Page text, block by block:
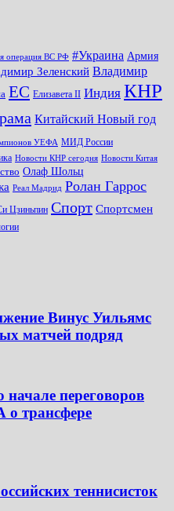
операция ВС РФ #Украина Армия
Зеленский Владимир
ЕС Елизавета II Индия КНР
Китайский Новый год
УЕФА МИД России
Новости КНР сегодня Новости Китая
Олаф Шольц
Реал Мадрид Ролан Гаррос
Цзиньпин Спорт Спортсмен
Винус Уильямс
матчей подряд
переговоров
трансфере
теннисисток